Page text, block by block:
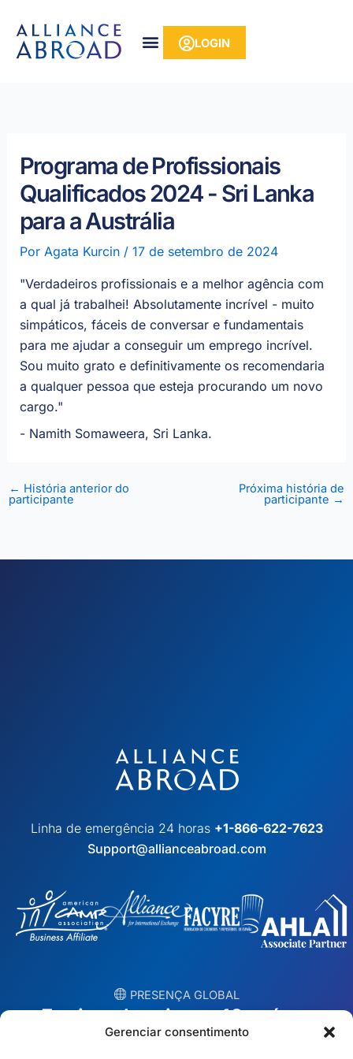
Gerenciar consentimento
conteúdo
para
LOGIN
Programa de Profissionais
Qualificados 2024 - Sri Lanka
para a Austrália
Por Agata Kurcin / 17 de setembro de 2024
"Verdadeiros profissionais e a melhor agência com
a qual já trabalhei! Absolutamente incrível - muito
simpáticos, fáceis de conversar e fundamentais
para me ajudar a conseguir um emprego incrível.
Sou muito grato e definitivamente os recomendaria
a qualquer pessoa que esteja procurando um novo
cargo."
- Namith Somaweera, Sri Lanka.
← História anterior do
participante
Próxima história de
participante →
Linha de emergência 24 horas +1-866-622-7623
Support@allianceabroad.com
︎ PRESENÇA GLOBAL
Equipes locais em 10 países